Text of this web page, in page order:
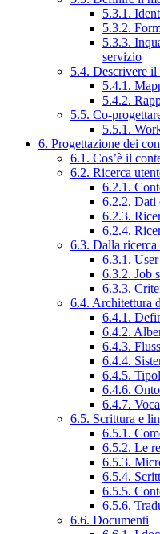
5.3.1.
5.3.2.
5.3.3.
servizio
5.4. Descrivere
5.4.1.
5.4.2.
5.5. Co-
5.5.1.
6. Progettazione dei
6.1. Cos’è il
6.2. Ricerca
6.2.1.
6.2.2. Dati
6.2.3.
6.2.4.
6.3. Dalla
6.3.1.
6.3.2. Job
6.3.3.
6.4. Architettura
6.4.1.
6.4.2.
6.4.3.
6.4.4.
6.4.5.
6.4.6.
6.4.7.
6.5. Scrittura e
6.5.1.
6.5.2. Le
6.5.3.
6.5.4.
6.5.5.
6.5.6.
6.6. Documenti